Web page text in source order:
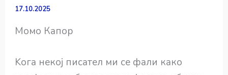
17.10.2025
Момо Капор
Kога некој писател ми се фали како